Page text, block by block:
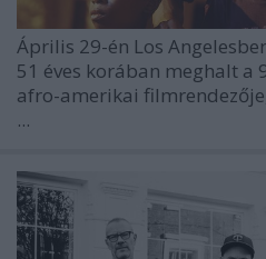
Április 29-én Los
51 éves korában meghalt a
afro-amerikai
...